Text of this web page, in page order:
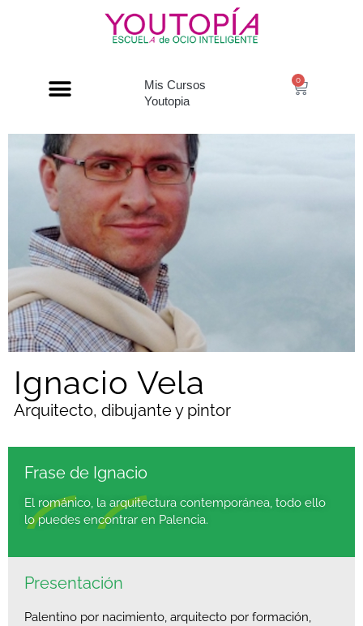
Mis Cursos
Youtopia
0
Ignacio Vela
Arquitecto, dibujante y pintor
Frase de Ignacio
El románico, la arquitectura contemporánea, todo ello
lo puedes encontrar en Palencia.
Presentación
Palentino por nacimiento, arquitecto por formación,